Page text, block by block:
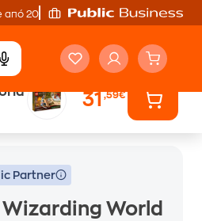
από 20'
31,59€
Partner
Wizarding World